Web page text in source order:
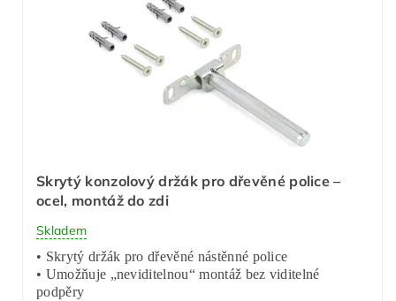
Skrytý konzolový držák pro dřevěné police –
ocel, montáž do zdi
Skladem
• Skrytý držák pro dřevěné nástěnné police
• Umožňuje „neviditelnou“ montáž bez viditelné
podpěry